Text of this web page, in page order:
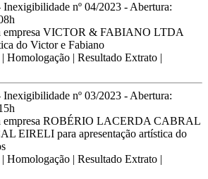
Inexigibilidade nº 04/2023 - Abertura:
empresa VICTOR & FABIANO LTDA
do Victor e Fabiano
| Homologação | Resultado Extrato |
Inexigibilidade nº 03/2023 - Abertura:
empresa ROBÉRIO LACERDA CABRAL
EIRELI para apresentação artística do
| Homologação | Resultado Extrato |